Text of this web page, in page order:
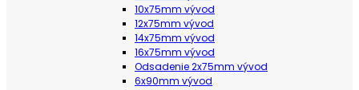
10x75mm vývod
12x75mm vývod
14x75mm vývod
16x75mm vývod
Odsadenie 2x75mm vývod
6x90mm vývod